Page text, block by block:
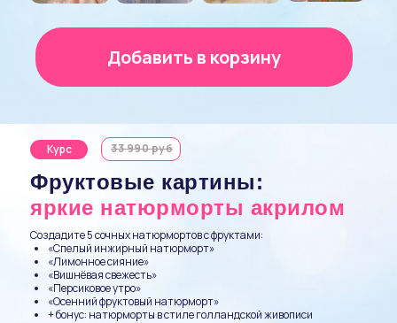
Добавить в корзину
Фруктовые картины:
яркие натюрморты акрилом
Создадите 5 сочных натюрмортов с фруктами:
«Спелый инжирный натюрморт»
«Лимонное сияние»
«Вишнёвая свежесть»
«Персиковое утро»
«Осенний фруктовый натюрморт»
+ бонус: натюрморты в стиле голландской живописи
Курс 33 990 руб